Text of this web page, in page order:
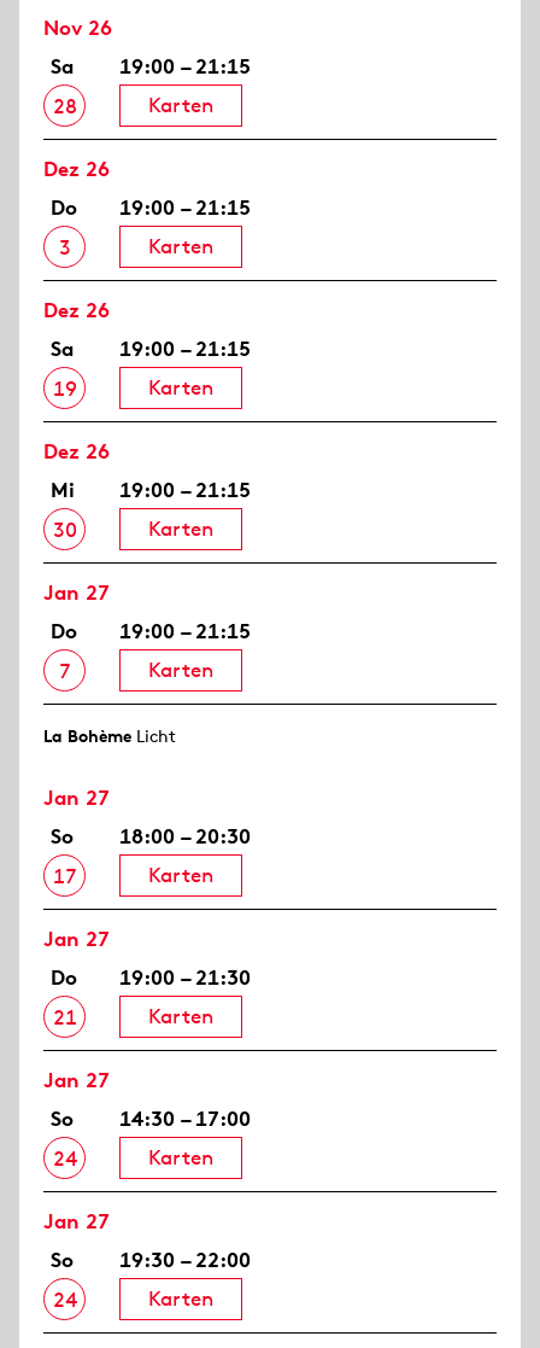
Nov 26
Sa
28
19:00 – 21:15
Karten
Dez 26
Do
3
19:00 – 21:15
Karten
Dez 26
Sa
19
19:00 – 21:15
Karten
Dez 26
Mi
30
19:00 – 21:15
Karten
Jan 27
Do
7
19:00 – 21:15
Karten
La Bohème Licht
Jan 27
So
17
18:00 – 20:30
Karten
Jan 27
Do
21
19:00 – 21:30
Karten
Jan 27
So
24
14:30 – 17:00
Karten
Jan 27
So
24
19:30 – 22:00
Karten